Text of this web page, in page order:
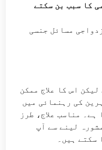
مسائل جنسی
اس کا علاج ممکن
کی رہنمائی میں
مناسب علاج، طرز
لینے سے آپ
ہیں۔